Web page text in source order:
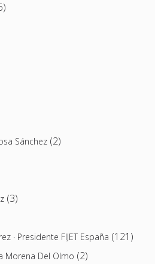
Sánchez (2)
(3)
· Presidente FIJET España (121)
Morena Del Olmo (2)